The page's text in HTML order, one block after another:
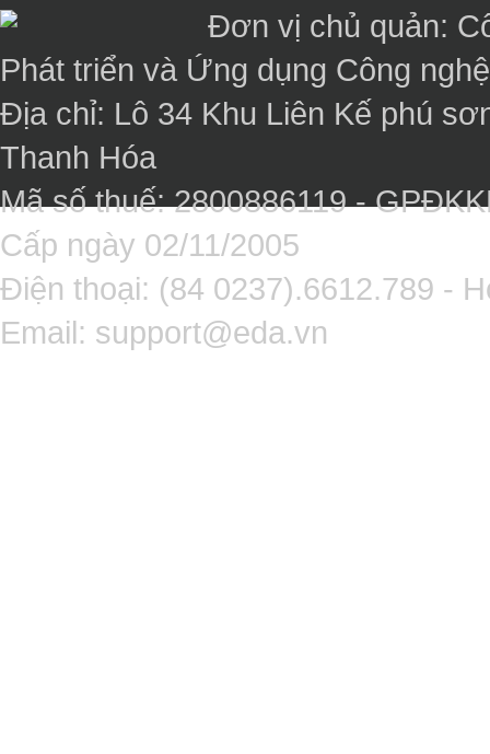
Đơn vị chủ quản:
Phát triển và Ứng dụng Công
Địa chỉ: Lô 34 Khu Liên Kế phú
Thanh Hóa
Mã số thuế: 2800886119 -
Cấp ngày 02/11/2005
Điện thoại: (84 0237).6612.789 -
Email: support@eda.vn